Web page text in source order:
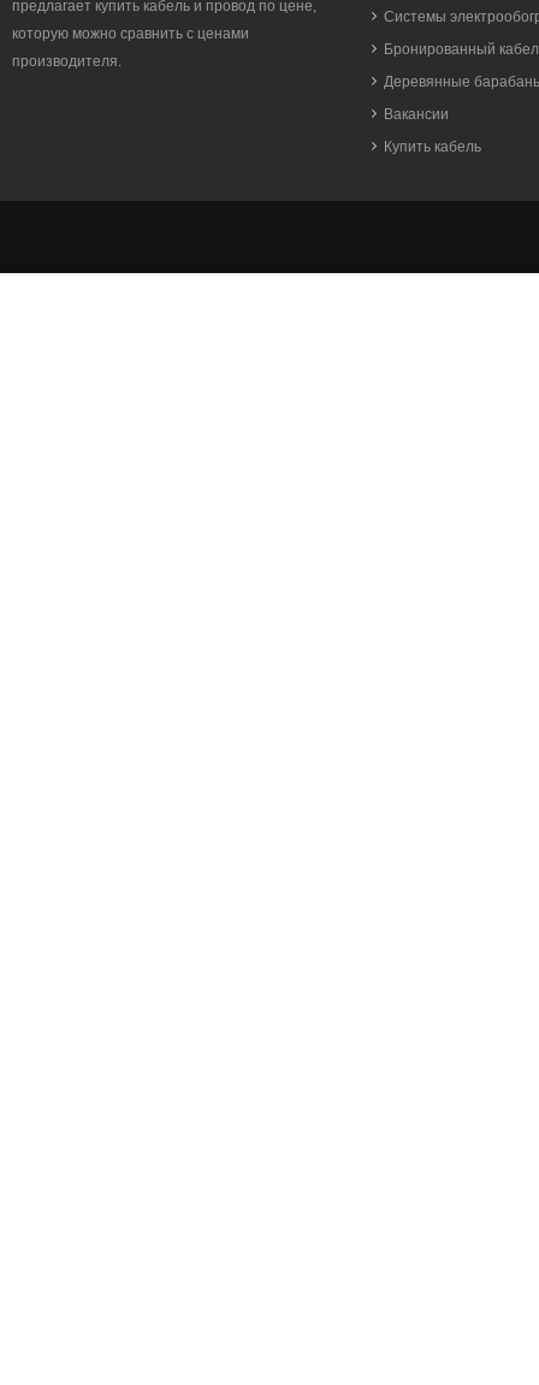
предлагает купить кабель и провод по цене,
которую можно сравнить с ценами
производителя.
Системы
Бронированный
Деревянные
Вакансии
Купить кабель